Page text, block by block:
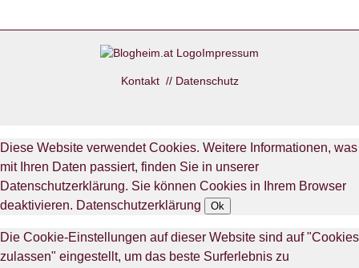
Impressum
Kontakt // Datenschutz
Diese Website verwendet Cookies. Weitere Informationen, was
mit Ihren Daten passiert, finden Sie in unserer
Datenschutzerklärung. Sie können Cookies in Ihrem Browser
deaktivieren. Datenschutzerklärung Ok
Die Cookie-Einstellungen auf dieser Website sind auf "Cookies
zulassen" eingestellt, um das beste Surferlebnis zu